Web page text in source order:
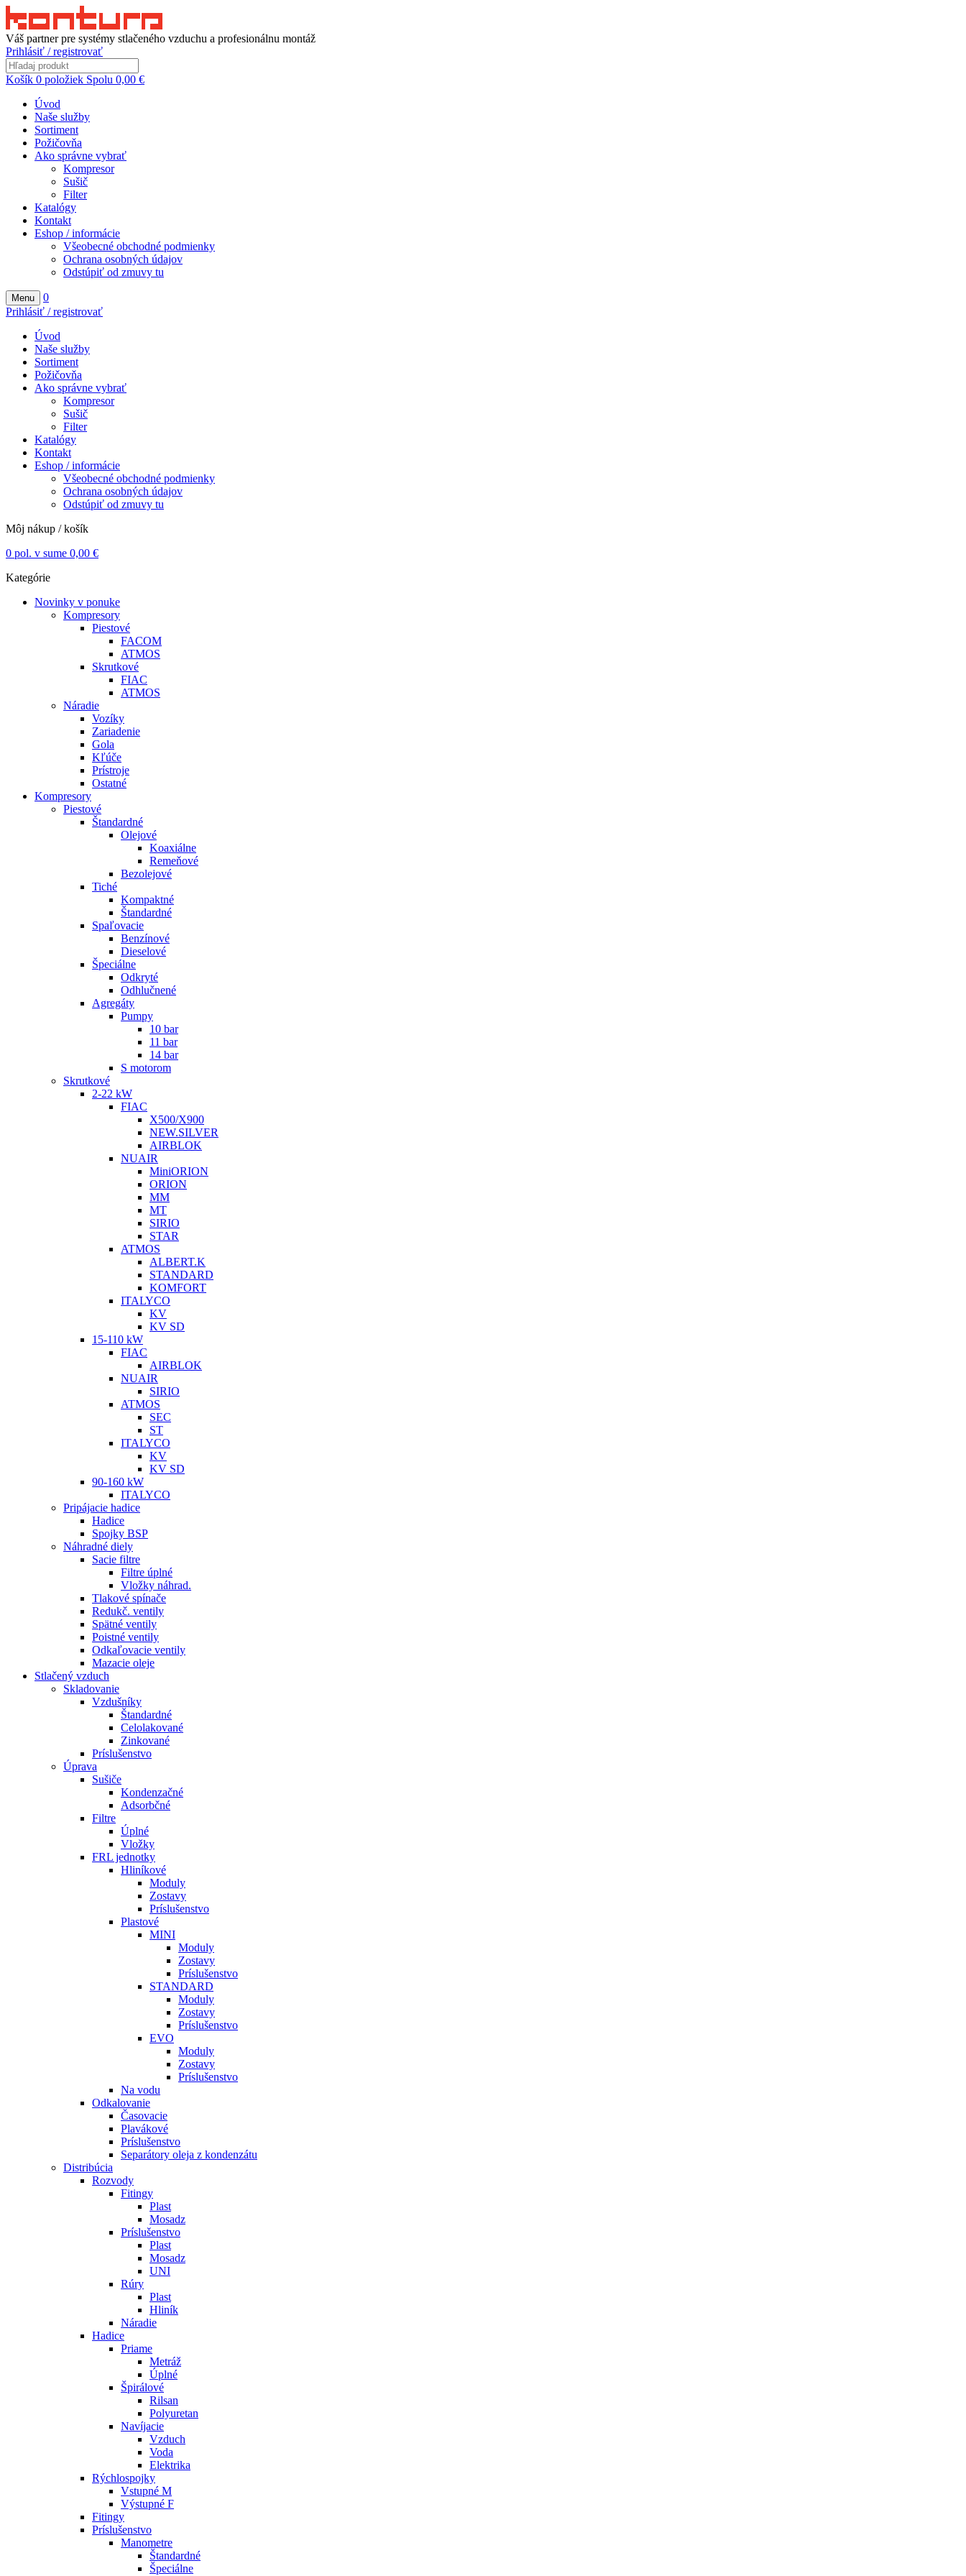
Váš partner pre systémy stlačeného vzduchu a profesionálnu montáž
Prihlásiť / registrovať
Košík 0 položiek Spolu 0,00 €
Úvod
Naše služby
Sortiment
Požičovňa
Ako správne vybrať
Kompresor
Sušič
Filter
Katalógy
Kontakt
Eshop / informácie
Všeobecné obchodné podmienky
Ochrana osobných údajov
Odstúpiť od zmuvy tu
Menu
0
Prihlásiť / registrovať
Úvod
Naše služby
Sortiment
Požičovňa
Ako správne vybrať
Kompresor
Sušič
Filter
Katalógy
Kontakt
Eshop / informácie
Všeobecné obchodné podmienky
Ochrana osobných údajov
Odstúpiť od zmuvy tu
Môj nákup / košík
0 pol. v sume 0,00 €
Kategórie
Novinky v ponuke
Kompresory
Piestové
FACOM
ATMOS
Skrutkové
FIAC
ATMOS
Náradie
Vozíky
Zariadenie
Gola
Kľúče
Prístroje
Ostatné
Kompresory
Piestové
Štandardné
Olejové
Koaxiálne
Remeňové
Bezolejové
Tiché
Kompaktné
Štandardné
Spaľovacie
Benzínové
Dieselové
Špeciálne
Odkryté
Odhlučnené
Agregáty
Pumpy
10 bar
11 bar
14 bar
S motorom
Skrutkové
2-22 kW
FIAC
X500/X900
NEW.SILVER
AIRBLOK
NUAIR
MiniORION
ORION
MM
MT
SIRIO
STAR
ATMOS
ALBERT.K
STANDARD
KOMFORT
ITALYCO
KV
KV SD
15-110 kW
FIAC
AIRBLOK
NUAIR
SIRIO
ATMOS
SEC
ST
ITALYCO
KV
KV SD
90-160 kW
ITALYCO
Pripájacie hadice
Hadice
Spojky BSP
Náhradné diely
Sacie filtre
Filtre úplné
Vložky náhrad.
Tlakové spínače
Redukč. ventily
Spätné ventily
Poistné ventily
Odkaľovacie ventily
Mazacie oleje
Stlačený vzduch
Skladovanie
Vzdušníky
Štandardné
Celolakované
Zinkované
Príslušenstvo
Úprava
Sušiče
Kondenzačné
Adsorbčné
Filtre
Úplné
Vložky
FRL jednotky
Hliníkové
Moduly
Zostavy
Príslušenstvo
Plastové
MINI
Moduly
Zostavy
Príslušenstvo
STANDARD
Moduly
Zostavy
Príslušenstvo
EVO
Moduly
Zostavy
Príslušenstvo
Na vodu
Odkalovanie
Časovacie
Plavákové
Príslušenstvo
Separátory oleja z kondenzátu
Distribúcia
Rozvody
Fitingy
Plast
Mosadz
Príslušenstvo
Plast
Mosadz
UNI
Rúry
Plast
Hliník
Náradie
Hadice
Priame
Metráž
Úplné
Špirálové
Rilsan
Polyuretan
Navíjacie
Vzduch
Voda
Elektrika
Rýchlospojky
Vstupné M
Výstupné F
Fitingy
Príslušenstvo
Manometre
Štandardné
Špeciálne